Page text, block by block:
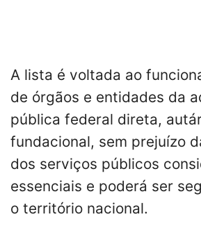
A lista é voltada ao
de órgãos e entidades da
pública federal direta,
fundacional, sem prejuízo
dos serviços públicos
essenciais e poderá ser
o território nacional.